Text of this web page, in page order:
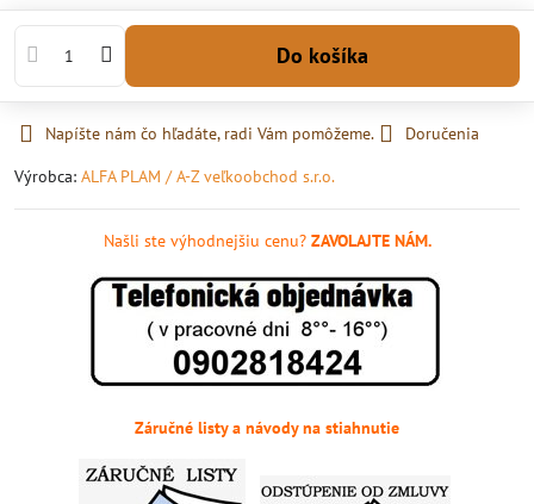
Do košíka
Napíšte nám čo hľadáte, radi Vám pomôžeme.
Doručenia
Výrobca: ALFA PLAM / A-Z veľkoobchod s.r.o.
Našli ste výhodnejšiu cenu?ZAVOLAJTE NÁM.
Záručné listy a návody na stiahnutie